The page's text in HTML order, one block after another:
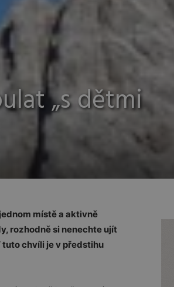
„s dětmi
místě a aktivně
rozhodně si nenechte ujít
tuto chvíli je v předstihu